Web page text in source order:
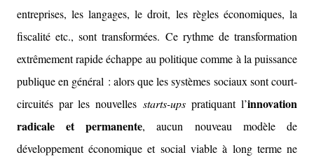
entreprises, les langages, le droit, les règles économiques, la
fiscalité etc., sont transformées. Ce rythme de transformation
extrêmement rapide échappe au politique comme à la puissance
publique en général : alors que les systèmes sociaux sont court-
circuités par les nouvelles starts-upspratiquant l’innovation
radicale et permanente, aucun nouveau modèle de
développement économique et social viable à long terme ne